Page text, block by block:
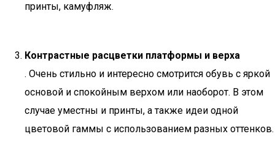
принты, камуфляж.
Контрастные расцветки платформы и верха
. Очень стильно и интересно смотрится обувь с яркой
основой и спокойным верхом или наоборот. В этом
случае уместны и принты, а также идеи одной
цветовой гаммы с использованием разных оттенков.